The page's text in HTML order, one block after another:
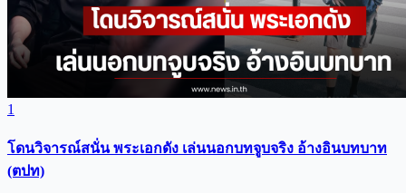
1
โดนวิจารณ์สนั่น พระเอกดัง เล่นนอกบทจูบจริง อ้างอินบทบาท
(ตปท)